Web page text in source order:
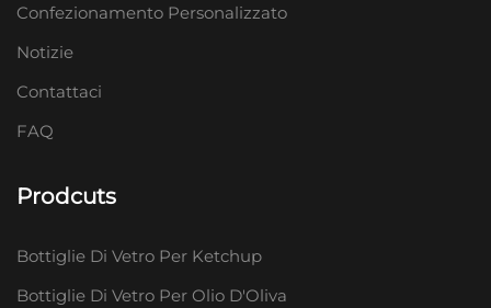
Confezionamento Personalizzato
Notizie
Contattaci
FAQ
Prodcuts
Bottiglie Di Vetro Per Ketchup
Bottiglie Di Vetro Per Olio D'Oliva